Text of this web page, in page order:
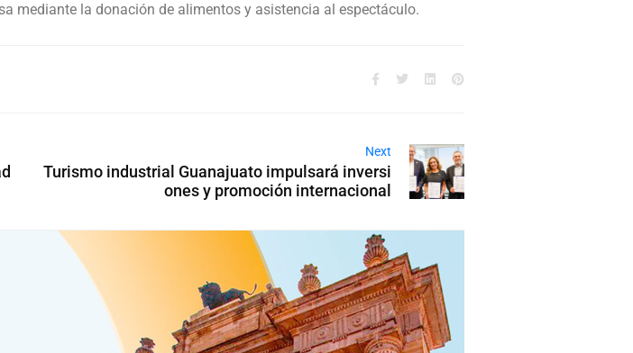
mediante la donación de alimentos y asistencia al espectáculo.
Next
Turismo industrial Guanajuato impulsará inversi
ones y promoción internacional